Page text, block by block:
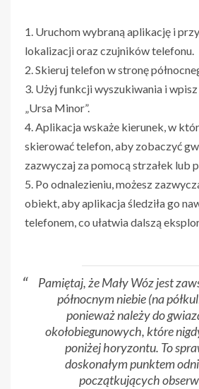
1. Uruchom wybraną aplikację i
lokalizacji oraz czujników telefonu.
2. Skieruj telefon w stronę
3. Użyj funkcji wyszukiwania i wpisz
„Ursa Minor”.
4. Aplikacja wskaże kierunek, w
skierować telefon, aby zobaczyć
zazwyczaj za pomocą strzałek lub
5. Po odnalezieniu, możesz
obiekt, aby aplikacja śledziła go
telefonem, co ułatwia dalszą
Pamiętaj, że Mały Wóz jest
północnym niebie (na
ponieważ należy do
okołobiegunowych, które
poniżej horyzontu. To
doskonałym punktem
początkujących